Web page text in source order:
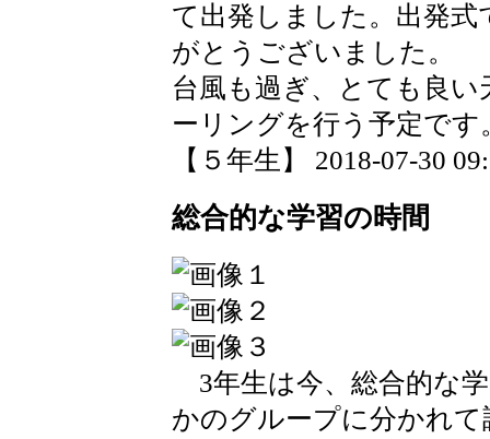
て出発しました。出発
がとうございました。
台風も過ぎ、とても良
ーリングを行う予定です
【５年生】 2018-07-30
総合的な学習の時間
3年生は今、総合的な
かのグループに分かれ